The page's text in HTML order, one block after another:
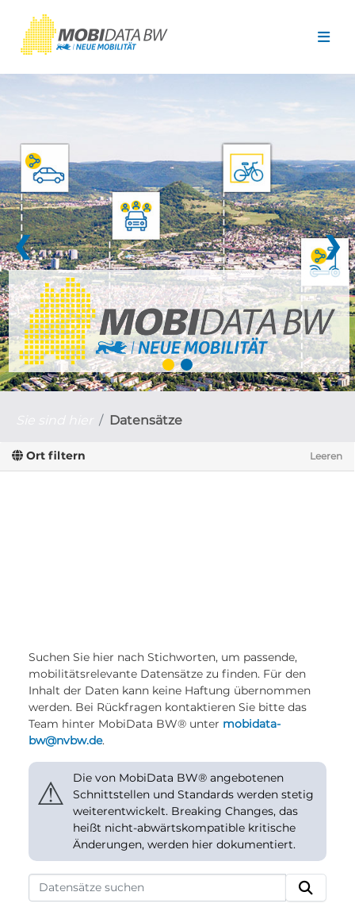
❮ ❯
Datensätze
Ort filtern Leeren
Suchen Sie hier nach Stichworten, um passende,
mobilitätsrelevante Datensätze zu finden. Für den
Inhalt der Daten kann keine Haftung übernommen
werden. Bei Rückfragen kontaktieren Sie bitte das
Team hinter MobiData BW® unter mobidata-
bw@nvbw.de.
⚠
Die von MobiData BW® angebotenen
Schnittstellen und Standards werden stetig
weiterentwickelt. Breaking Changes, das
heißt nicht-abwärtskompatible kritische
Änderungen, werden hier dokumentiert.